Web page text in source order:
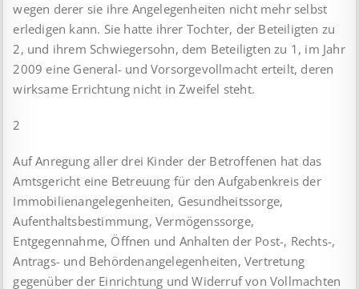
wegen derer sie ihre Angelegenheiten nicht mehr selbst
erledigen kann. Sie hatte ihrer Tochter, der Beteiligten zu
2, und ihrem Schwiegersohn, dem Beteiligten zu 1, im Jahr
2009 eine General- und Vorsorgevollmacht erteilt, deren
wirksame Errichtung nicht in Zweifel steht.
2
Auf Anregung aller drei Kinder der Betroffenen hat das
Amtsgericht eine Betreuung für den Aufgabenkreis der
Immobilienangelegenheiten, Gesundheitssorge,
Aufenthaltsbestimmung, Vermögenssorge,
Entgegennahme, Öffnen und Anhalten der Post-, Rechts-,
Antrags- und Behördenangelegenheiten, Vertretung
gegenüber der Einrichtung und Widerruf von Vollmachten